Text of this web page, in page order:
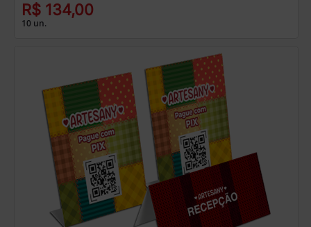
R$ 134,00
10 un.